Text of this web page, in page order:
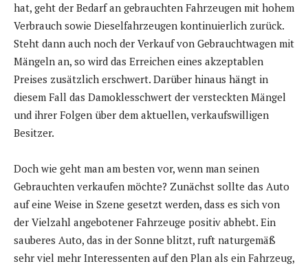
hat, geht der Bedarf an gebrauchten Fahrzeugen mit hohem
Verbrauch sowie Dieselfahrzeugen kontinuierlich zurück.
Steht dann auch noch der Verkauf von Gebrauchtwagen mit
Mängeln an, so wird das Erreichen eines akzeptablen
Preises zusätzlich erschwert. Darüber hinaus hängt in
diesem Fall das Damoklesschwert der versteckten Mängel
und ihrer Folgen über dem aktuellen, verkaufswilligen
Besitzer.
Doch wie geht man am besten vor, wenn man seinen
Gebrauchten verkaufen möchte? Zunächst sollte das Auto
auf eine Weise in Szene gesetzt werden, dass es sich von
der Vielzahl angebotener Fahrzeuge positiv abhebt. Ein
sauberes Auto, das in der Sonne blitzt, ruft naturgemäß
sehr viel mehr Interessenten auf den Plan als ein Fahrzeug,